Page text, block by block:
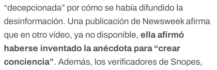
“decepcionada” por cómo se había difundido la
desinformación. Una publicación de Newsweekafirma
que en otro vídeo, ya no disponible, ella afirmó
haberse inventado la anécdota para “crear
conciencia”. Además, los verificadores de Snopes,